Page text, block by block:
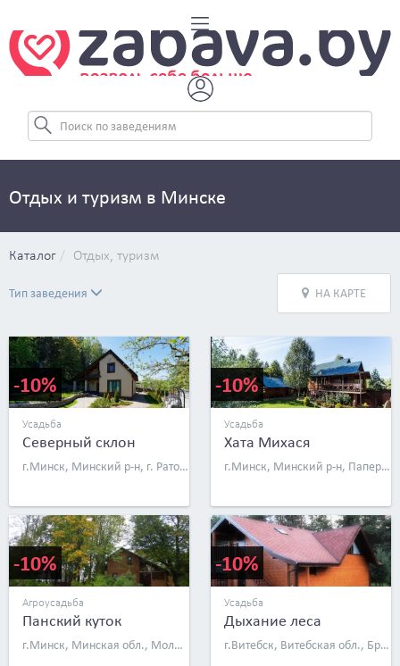
Отдых и туризм в Минске
Каталог Отдых, туризм
Тип заведения НА КАРТЕ
-10%
Усадьба
Северный склон
г.Минск, Минский р-н, г. Ратомка, ул. Луговая, д. 27А
-10%
Усадьба
Хата Михася
г.Минск, Минский р-н, Папернянский с/с, СТ Романовка, д. 214
-10%
Агроусадьба
Панский куток
г.Минск, Минская обл., Молодеченский р-н, д. Большие Бакшты, д. 5
-10%
Усадьба
Дыхание леса
г.Витебск, Витебская обл., Браславский р-н, д. Пантелейки, ул. Озерная, д. 21